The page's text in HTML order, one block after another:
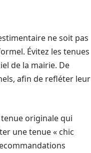
ne soit pas
Évitez les tenues
de la mairie. De
afin de refléter leur
originale qui
une tenue « chic